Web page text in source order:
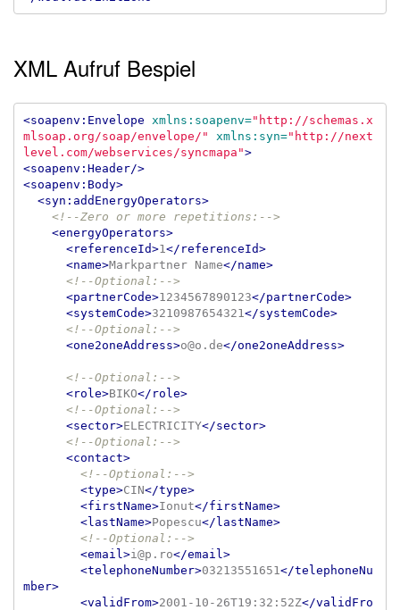
XML Aufruf Bespiel
<soapenv:Envelope xmlns:soapenv="http://schemas.x
mlsoap.org/soap/envelope/"
xmlns:syn="http://next
level.com/webservices/syncmapa">
<soapenv:Header/>
<soapenv:Body>
<syn:addEnergyOperators>
<!--Zero or more repetitions:-->
<energyOperators>
<referenceId>1 </referenceId>
<name>Markpartner Name</name>
<!--Optional:-->
<partnerCode>1234567890123</partnerCode>
<systemCode>3210987654321 </systemCode>
<!--Optional:-->
<one2oneAddress>o@o.de</one2oneAddress>
<!--Optional:-->
<role>BIKO</role>
<!--Optional:-->
<sector>ELECTRICITY</sector>
<!--Optional:-->
<contact>
<!--Optional:-->
<type>CIN</type>
<firstName>Ionut</firstName>
<lastName>Popescu</lastName>
<!--Optional:-->
<email>i@p.ro</email>
<telephoneNumber>03213551651 </telephoneNu
mber>
<validFrom>2001-10-26T19:32:52Z</validFro